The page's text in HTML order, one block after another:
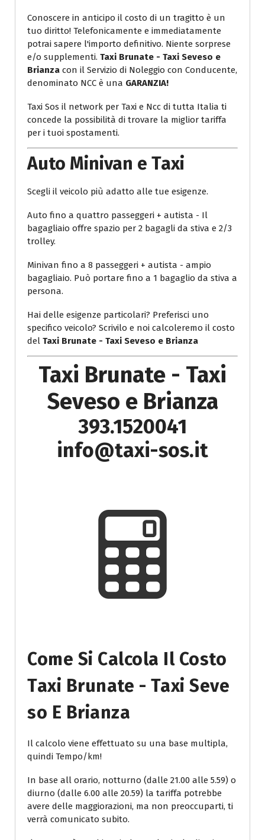
Conoscere in anticipo il costo di un tragitto è un
tuo diritto! Telefonicamente e immediatamente
potrai sapere l'importo definitivo. Niente sorprese
e/o supplementi. Taxi Brunate - Taxi Seveso e
Brianza con il Servizio di Noleggio con Conducente,
denominato NCC è una GARANZIA!
Taxi Sos il network per Taxi e Ncc di tutta Italia ti
concede la possibilità di trovare la miglior tariffa
per i tuoi spostamenti.
Auto Minivan e Taxi
Scegli il veicolo più adatto alle tue esigenze.
Auto fino a quattro passeggeri + autista - Il
bagagliaio offre spazio per 2 bagagli da stiva e 2/3
trolley.
Minivan fino a 8 passeggeri + autista - ampio
bagagliaio. Può portare fino a 1 bagaglio da stiva a
persona.
Hai delle esigenze particolari? Preferisci uno
specifico veicolo? Scrivilo e noi calcoleremo il costo
del Taxi Brunate - Taxi Seveso e Brianza
Taxi Brunate - Taxi
Seveso e Brianza
393.1520041
info@taxi-sos.it
Come Si Calcola Il Costo
Taxi Brunate - Taxi Seve
So E Brianza
Il calcolo viene effettuato su una base multipla,
quindi Tempo/km!
In base all orario, notturno (dalle 21.00 alle 5.59) o
diurno (dalle 6.00 alle 20.59) la tariffa potrebbe
avere delle maggiorazioni, ma non preoccuparti, ti
verrà comunicato subito.